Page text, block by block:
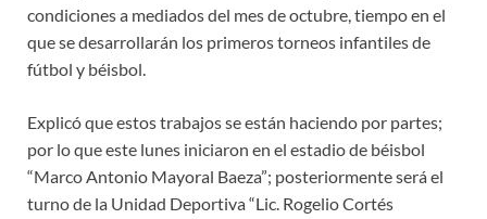
condiciones a mediados del mes de octubre, tiempo en el
que se desarrollarán los primeros torneos infantiles de
fútbol y béisbol.
Explicó que estos trabajos se están haciendo por partes;
por lo que este lunes iniciaron en el estadio de béisbol
“Marco Antonio Mayoral Baeza”; posteriormente será el
turno de la Unidad Deportiva “Lic. Rogelio Cortés